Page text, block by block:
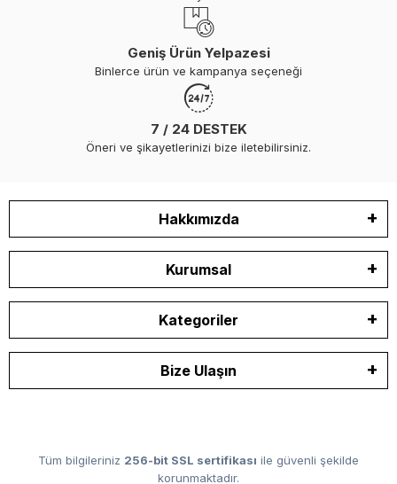
Geniş Ürün Yelpazesi
Binlerce ürün ve kampanya seçeneği
7 / 24 DESTEK
Öneri ve şikayetlerinizi bize iletebilirsiniz.
Hakkımızda
Kurumsal
Kategoriler
Bize Ulaşın
Tüm bilgileriniz 256-bit SSL sertifikası ile güvenli şekilde
korunmaktadır.